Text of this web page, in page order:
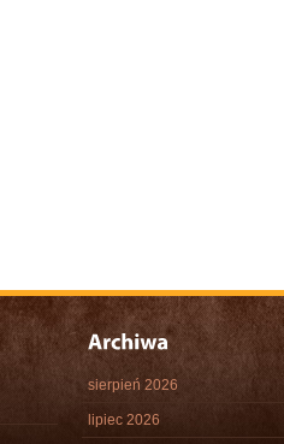
sierpień 2026
lipiec 2026